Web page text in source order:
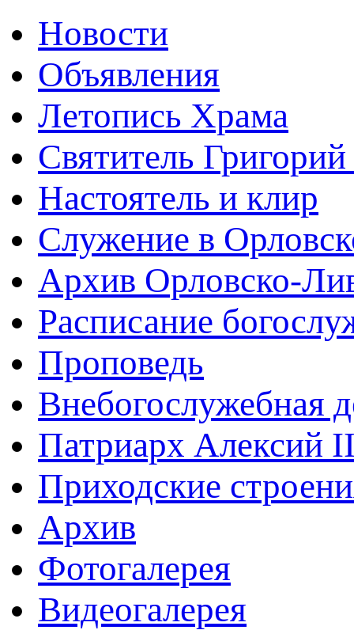
Новости
Объявления
Летопись Храма
Святитель
Настоятель и клир
Служение в
Архив Орловско-
Расписание
Проповедь
Внебогослужебная
Патриарх Алексий
Приходские
Архив
Фотогалерея
Видеогалерея